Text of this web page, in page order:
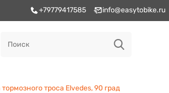
+79779417585 info@easytobike.ru
троса Elvedes, 90 град